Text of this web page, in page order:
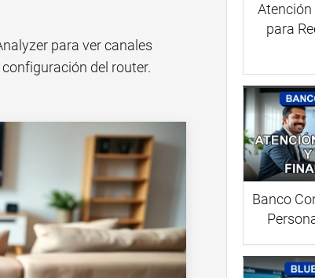
para ver canales
del router.
Atención
para
Banco